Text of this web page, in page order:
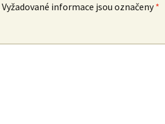
Vyžadované informace jsou označeny*